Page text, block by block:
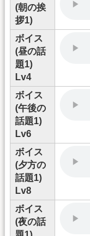
(朝の挨
拶1)
ボイス
(昼の話
題1)
Lv4
ボイス
(午後の
話題1)
Lv6
ボイス
(夕方の
話題1)
Lv8
ボイス
(夜の話